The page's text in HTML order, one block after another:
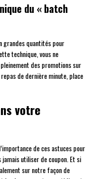
du « batch
grandes quantités pour
technique, vous ne
des promotions sur
de dernière minute, place
votre
de ces astuces pour
utiliser de coupon. Et si
sur notre façon de